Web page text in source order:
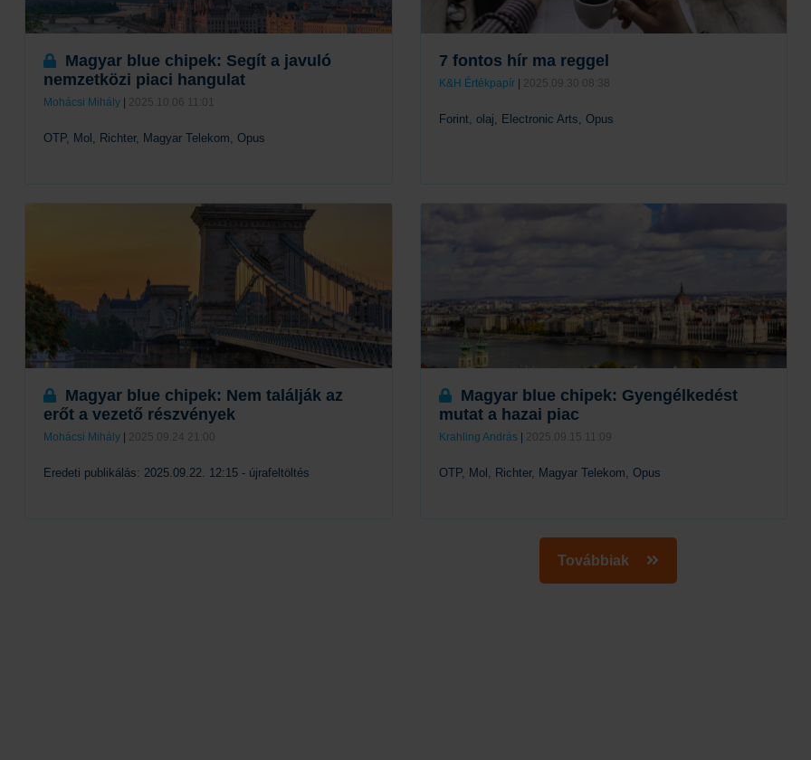
Magyar blue chipek: Segít a javuló
nemzetközi piaci hangulat
Mohácsi Mihály | 2025.10.06 11:01
OTP, Mol, Richter, Magyar Telekom, Opus
Tovább
7 fontos hír ma reggel
K&H Értékpapír| 2025.09.30 08:38
Forint, olaj, Electronic Arts, Opus
Tovább
Magyar blue chipek: Nem találják az
erőt a vezető részvények
Mohácsi Mihály | 2025.09.24 21:00
Eredeti publikálás: 2025.09.22. 12:15 - újrafeltöltés
Magyar blue chipek: Gyengélkedést
mutat a hazai piac
Krahling András| 2025.09.15 11:09
OTP, Mol, Richter, Magyar Telekom, Opus
Továbbiak